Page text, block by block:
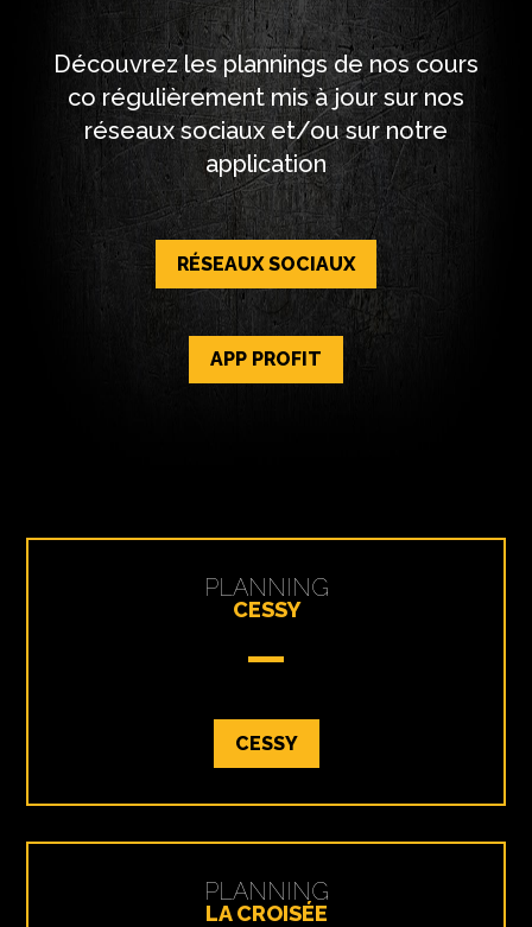
Découvrez les plannings de nos cours
co régulièrement mis à jour sur nos
réseaux sociaux et/ou sur notre
application
RÉSEAUX SOCIAUX
APP PROFIT
PLANNING
CESSY
CESSY
PLANNING
LA CROISÉE